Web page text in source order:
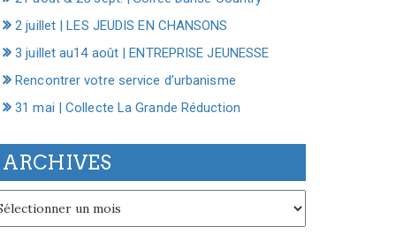
2 juillet | LES JEUDIS EN CHANSONS
3 juillet au14 août | ENTREPRISE JEUNESSE
Rencontrer votre service d’urbanisme
31 mai | Collecte La Grande Réduction
ARCHIVES